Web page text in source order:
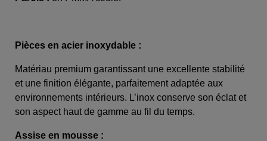
Pièces en acier inoxydable :
Matériau premium garantissant une excellente stabilité
et une finition élégante, parfaitement adaptée aux
environnements intérieurs. L’inox conserve son éclat et
son aspect haut de gamme au fil du temps.
Assise en mousse :